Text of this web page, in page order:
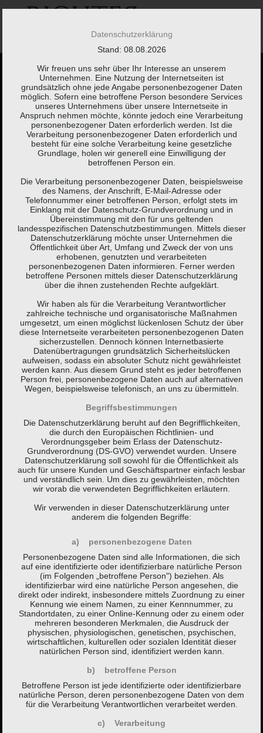
Springe
Inhalt
Kaum etwas braucht
so viel Erklärung wie
eine Steuererklärung.
Brigitte Fuchs,Schweizer Autorin, Lyrikerin, Sprachspielerin
(*1951)
KONTAKT LEISTUNGEN
Datenschutzerklärung
Stand: 08.08.2026
Wir freuen uns sehr über Ihr Interesse an unserem
Unternehmen. Eine Nutzung der Internetseiten ist
grundsätzlich ohne jede Angabe personenbezogener Daten
möglich. Sofern eine betroffene Person besondere Services
unseres Unternehmens über unsere Internetseite in
Anspruch nehmen möchte, könnte jedoch eine Verarbeitung
personenbezogener Daten erforderlich werden. Ist die
Verarbeitung personenbezogener Daten erforderlich und
besteht für eine solche Verarbeitung keine gesetzliche
Grundlage, holen wir generell eine Einwilligung der
betroffenen Person ein.
Die Verarbeitung personenbezogener Daten, beispielsweise
des Namens, der Anschrift, E-Mail-Adresse oder
Telefonnummer einer betroffenen Person, erfolgt stets im
Einklang mit der Datenschutz-Grundverordnung und in
Übereinstimmung mit den für uns geltenden
landesspezifischen Datenschutzbestimmungen. Mittels dieser
Datenschutzerklärung möchte unser Unternehmen die
Öffentlichkeit über Art, Umfang und Zweck der von uns
erhobenen, genutzten und verarbeiteten
personenbezogenen Daten informieren. Ferner werden
betroffene Personen mittels dieser Datenschutzerklärung
über die ihnen zustehenden Rechte aufgeklärt.
Wir haben als für die Verarbeitung Verantwortlicher
zahlreiche technische und organisatorische Maßnahmen
umgesetzt, um einen möglichst lückenlosen Schutz der über
diese Internetseite verarbeiteten personenbezogenen Daten
sicherzustellen. Dennoch können Internetbasierte
Datenübertragungen grundsätzlich Sicherheitslücken
aufweisen, sodass ein absoluter Schutz nicht gewährleistet
werden kann. Aus diesem Grund steht es jeder betroffenen
Person frei, personenbezogene Daten auch auf alternativen
Wegen, beispielsweise telefonisch, an uns zu übermitteln.
Begriffsbestimmungen
Die Datenschutzerklärung beruht auf den Begrifflichkeiten,
die durch den Europäischen Richtlinien- und
Verordnungsgeber beim Erlass der Datenschutz-
Grundverordnung (DS-GVO) verwendet wurden. Unsere
Datenschutzerklärung soll sowohl für die Öffentlichkeit als
auch für unsere Kunden und Geschäftspartner einfach lesbar
und verständlich sein. Um dies zu gewährleisten, möchten
wir vorab die verwendeten Begrifflichkeiten erläutern.
Wir verwenden in dieser Datenschutzerklärung unter
anderem die folgenden Begriffe:
a) personenbezogene Daten
Personenbezogene Daten sind alle Informationen, die sich
auf eine identifizierte oder identifizierbare natürliche Person
(im Folgenden „betroffene Person") beziehen. Als
identifizierbar wird eine natürliche Person angesehen, die
direkt oder indirekt, insbesondere mittels Zuordnung zu einer
Kennung wie einem Namen, zu einer Kennnummer, zu
Standortdaten, zu einer Online-Kennung oder zu einem oder
mehreren besonderen Merkmalen, die Ausdruck der
physischen, physiologischen, genetischen, psychischen,
wirtschaftlichen, kulturellen oder sozialen Identität dieser
natürlichen Person sind, identifiziert werden kann.
b) betroffene Person
Betroffene Person ist jede identifizierte oder identifizierbare
natürliche Person, deren personenbezogene Daten von dem
für die Verarbeitung Verantwortlichen verarbeitet werden.
c) Verarbeitung